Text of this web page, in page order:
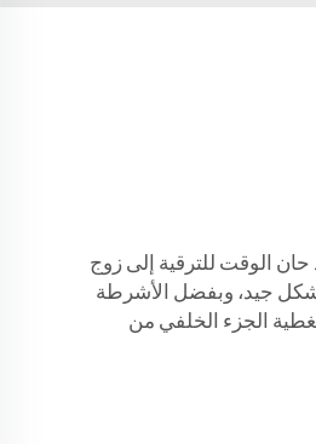
الوقت للترقية إلى زوج
بشكل جيد، وبفضل الأشرطة
الجزء الخلفي من